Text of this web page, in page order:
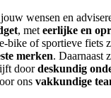
wensen en
, met eerlijke en
bike of sportieve fiets
merken. Daarnaast
doordeskundig
ons vakkundige